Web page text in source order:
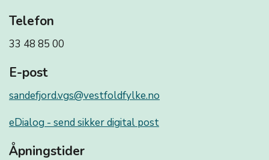
Telefon
33 48 85 00
E-post
sandefjord.vgs@vestfoldfylke.no
eDialog - send sikker digital post
Åpningstider